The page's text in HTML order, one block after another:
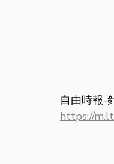
自由時報-
https://